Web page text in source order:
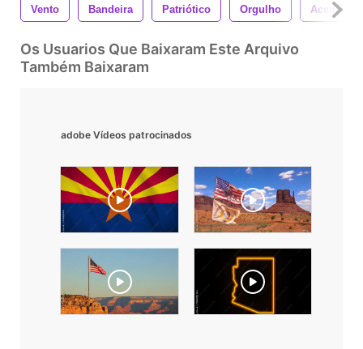
Vento Bandeira Patriótico Orgulho Acenando
Os Usuarios Que Baixaram Este Arquivo
Também Baixaram
adobe Vídeos patrocinados